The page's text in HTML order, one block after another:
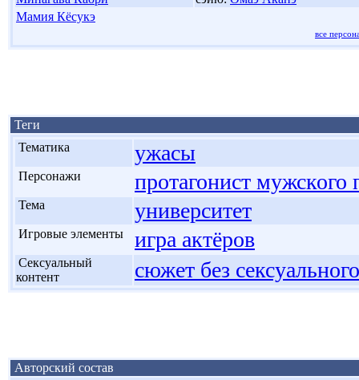
Мамия Кёсукэ
все
Теги
Тематика ужасы
Персонажи протагонист мужского
Тема университет
Игровые элементы игра актёров
Сексуальный
контент
сюжет без
Авторский состав